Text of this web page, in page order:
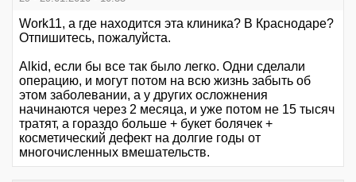
Work11, а где находится эта клиника? В Краснодаре?
Отпишитесь, пожалуйста.
Alkid, если бы все так было легко. Одни сделали
операцию, и могут потом на всю жизнь забыть об
этом заболевании, а у других осложнения
начинаются через 2 месяца, и уже потом не 15 тысяч
тратят, а гораздо больше + букет болячек +
косметический дефект на долгие годы от
многочисленных вмешательств.